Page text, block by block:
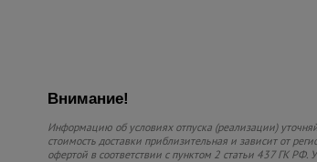
Внимание!
Информацию об условиях отпуска (реализации)
стоимость доставки приблизительная и зависит от
офертой в соответствии с пунктом 2 статьи 437 ГК